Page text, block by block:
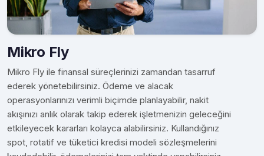
Mikro Fly
Mikro Fly ile finansal süreçlerinizi zamandan tasarruf
ederek yönetebilirsiniz. Ödeme ve alacak
operasyonlarınızı verimli biçimde planlayabilir, nakit
akışınızı anlık olarak takip ederek işletmenizin geleceğini
etkileyecek kararları kolayca alabilirsiniz. Kullandığınız
spot, rotatif ve tüketici kredisi modeli sözleşmelerini